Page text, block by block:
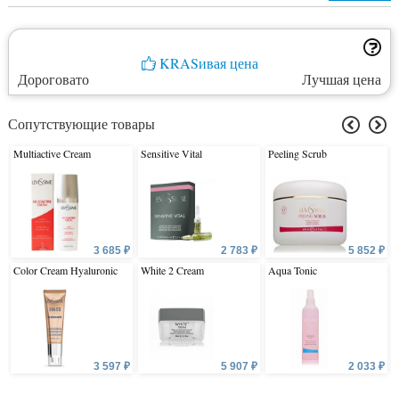
KRASивая цена
Дороговато
Лучшая цена
Сопутствующие товары
Multiactive Cream
3 685 ₽
Color Cream Hyaluronic
3 597 ₽
Sensitive Vital
2 783 ₽
White 2 Cream
5 907 ₽
Peeling Scrub
5 852 ₽
Aqua Tonic
2 033 ₽